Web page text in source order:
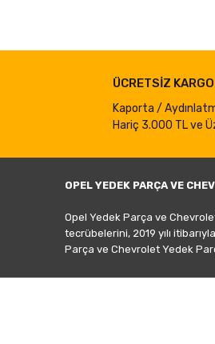
Ürün açıklamasında
Ürün bilgilerinde hatalar
Ürün fiyatı diğer
ÜCRETSİZ
Kaporta /
Hariç 3.000 TL ve
OPEL YEDEK PARÇA VE
Opel Yedek Parça ve
tecrübelerini, 2019 yılı
Parça ve Chevrolet Yedek